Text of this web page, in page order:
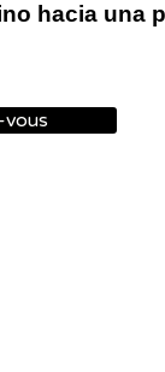
hacia una